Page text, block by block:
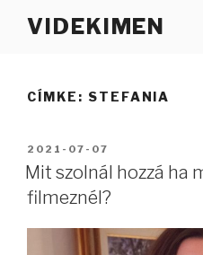
VIDEKIMEN
CÍMKE: STEFANIA
BEKÜLDVE:
2021-07-07
Mit szolnál hozzá ha
filmeznél?